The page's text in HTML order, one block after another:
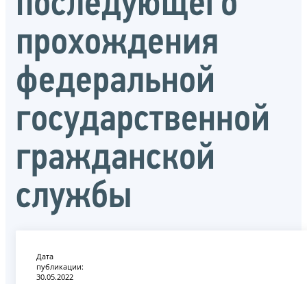
прохождения
федеральной
государственной
гражданской
службы
Дата
публикации:
30.05.2022